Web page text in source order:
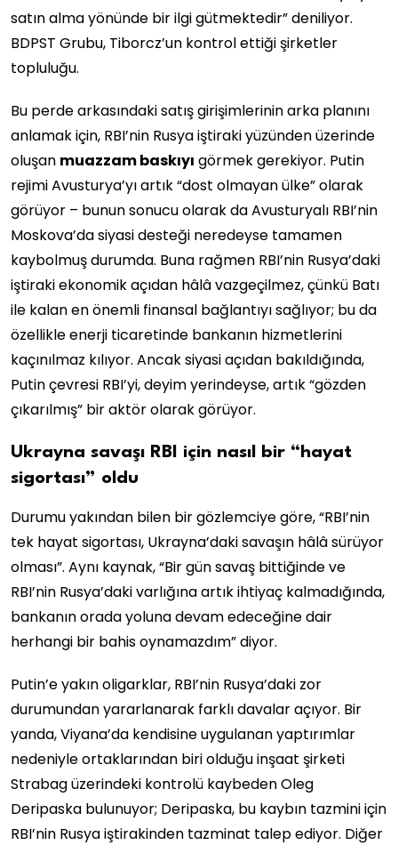
satın alma yönünde bir ilgi gütmektedir” deniliyor.
BDPST Grubu, Tiborcz’un kontrol ettiği şirketler
topluluğu.
Bu perde arkasındaki satış girişimlerinin arka planını
anlamak için, RBI’nin Rusya iştiraki yüzünden üzerinde
oluşan muazzam baskıyı görmek gerekiyor. Putin
rejimi Avusturya’yı artık “dost olmayan ülke” olarak
görüyor – bunun sonucu olarak da Avusturyalı RBI’nin
Moskova’da siyasi desteği neredeyse tamamen
kaybolmuş durumda. Buna rağmen RBI’nin Rusya’daki
iştiraki ekonomik açıdan hâlâ vazgeçilmez, çünkü Batı
ile kalan en önemli finansal bağlantıyı sağlıyor; bu da
özellikle enerji ticaretinde bankanın hizmetlerini
kaçınılmaz kılıyor. Ancak siyasi açıdan bakıldığında,
Putin çevresi RBI’yi, deyim yerindeyse, artık “gözden
çıkarılmış” bir aktör olarak görüyor.
Ukrayna savaşı RBI için nasıl bir “hayat
sigortası” oldu
Durumu yakından bilen bir gözlemciye göre, “RBI’nin
tek hayat sigortası, Ukrayna’daki savaşın hâlâ sürüyor
olması”. Aynı kaynak, “Bir gün savaş bittiğinde ve
RBI’nin Rusya’daki varlığına artık ihtiyaç kalmadığında,
bankanın orada yoluna devam edeceğine dair
herhangi bir bahis oynamazdım” diyor.
Putin’e yakın oligarklar, RBI’nin Rusya’daki zor
durumundan yararlanarak farklı davalar açıyor. Bir
yanda, Viyana’da kendisine uygulanan yaptırımlar
nedeniyle ortaklarından biri olduğu inşaat şirketi
Strabag üzerindeki kontrolü kaybeden Oleg
Deripaska bulunuyor; Deripaska, bu kaybın tazmini için
RBI’nin Rusya iştirakinden tazminat talep ediyor. Diğer